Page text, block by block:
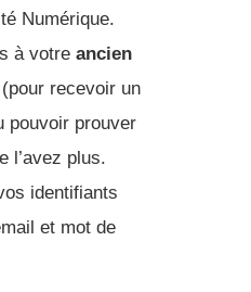
Numérique.
à votre ancien
(pour recevoir un
pouvoir prouver
l’avez plus.
identifiants
et mot de